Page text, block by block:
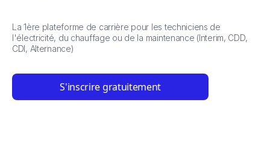
La 1ère plateforme de carrière pour les techniciens de
l'électricité, du chauffage ou de la maintenance (Interim, CDD,
CDI, Alternance)
S'inscrire gratuitement